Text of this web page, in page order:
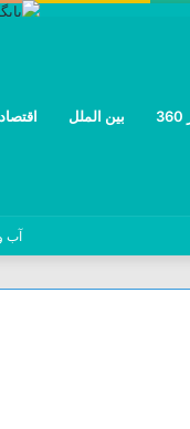
بین الملل
فیسآب